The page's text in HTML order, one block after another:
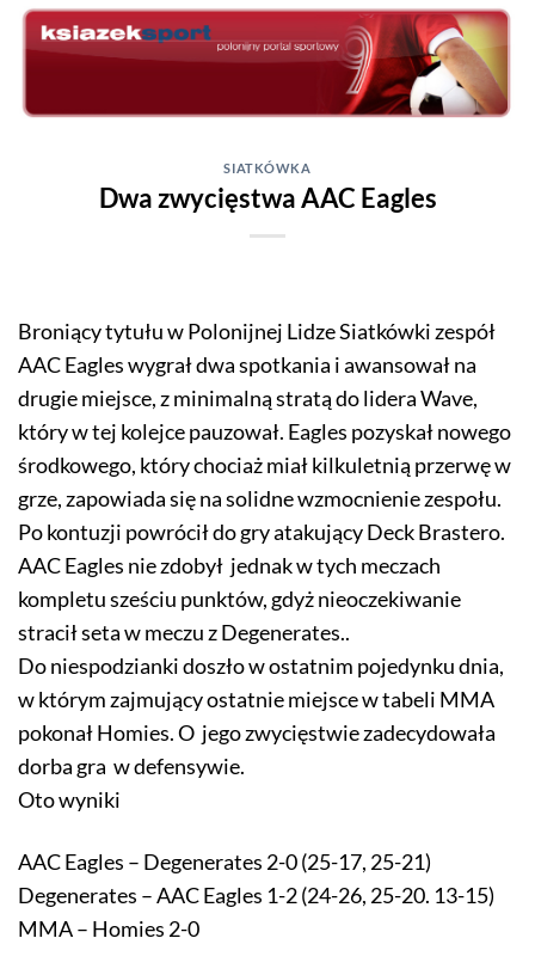
Skip
SIATKÓWKA
Dwa zwycięstwa AAC Eagles
Broniący tytułu w Polonijnej Lidze Siatkówki zespół
AAC Eagles wygrał dwa spotkania i awansował na
drugie miejsce, z minimalną stratą do lidera Wave,
który w tej kolejce pauzował. Eagles pozyskał nowego
środkowego, który chociaż miał kilkuletnią przerwę w
grze, zapowiada się na solidne wzmocnienie zespołu.
Po kontuzji powrócił do gry atakujący Deck Brastero.
AAC Eagles nie zdobył jednak w tych meczach
kompletu sześciu punktów, gdyż nieoczekiwanie
stracił seta w meczu z Degenerates..
Do niespodzianki doszło w ostatnim pojedynku dnia,
w którym zajmujący ostatnie miejsce w tabeli MMA
pokonał Homies. O jego zwycięstwie zadecydowała
dorba gra w defensywie.
Oto wyniki
AAC Eagles – Degenerates 2-0 (25-17, 25-21)
Degenerates – AAC Eagles 1-2 (24-26, 25-20. 13-15)
MMA – Homies 2-0